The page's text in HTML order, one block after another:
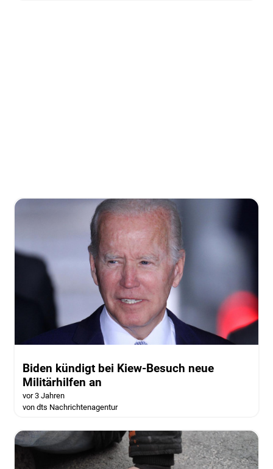
Biden kündigt bei Kiew-Besuch neue
Militärhilfen an
vor 3 Jahren
von dts Nachrichtenagentur